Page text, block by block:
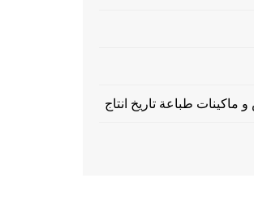
ماكينات طباعة تاريخ انتاج